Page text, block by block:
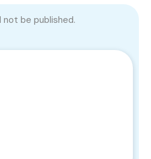
not be published.